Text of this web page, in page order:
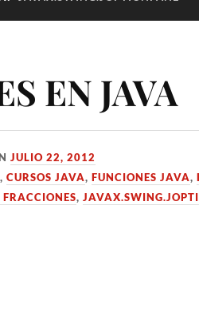
EN JAVA
JULIO 22, 2012
,CURSOS JAVA,FUNCIONES JAVA,
,